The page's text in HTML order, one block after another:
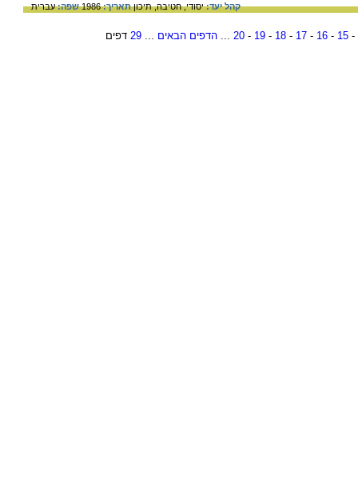
קהל יעד:יסודי,חטיבה,תיכוןתאריך:1986 שפה:עברית
-
15
-
16
-
17
-
18
-
19
-
20
...הדפים הבאים ...
29 דפים